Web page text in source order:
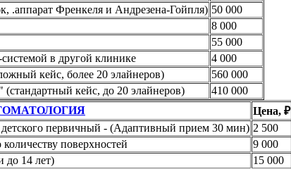
.аппарат Френкеля и Андрезена-Гойпля) 50 000
8 000
55 000
в другой клинике
4 000
кейс, более 20 элайнеров)
560 000
(стандартный кейс, до 20 элайнеров)
410 000
Цена, ₽
детского первичный - (Адаптивный прием 30 мин) 2 500
поверхностей
9 000
до 14 лет)
15 000